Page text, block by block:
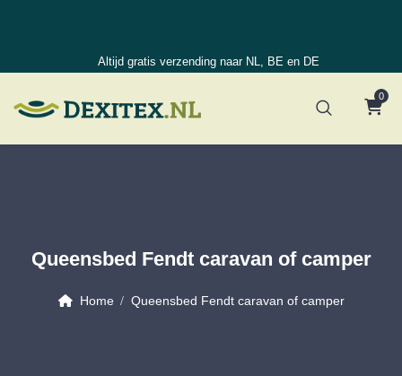
Altijd gratis verzending naar NL, BE en DE
0
Queensbed Fendt caravan of camper
Home Queensbed Fendt caravan of camper